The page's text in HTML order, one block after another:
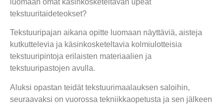
luomaan omat käsinkosketeltavan upeat
tekstuuritaideteokset?
Tekstuuripajan aikana opitte luomaan näyttäviä, aisteja
kutkuttelevia ja käsinkosketeltavia kolmiulotteisia
tekstuuripintoja erilaisten materiaalien ja
tekstuuripastojen avulla.
Aluksi opastan teidät tekstuurimaalauksen saloihin,
seuraavaksi on vuorossa tekniikkaopetusta ja sen jälkeen